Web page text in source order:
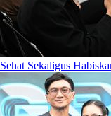
Sehat Sekaligus